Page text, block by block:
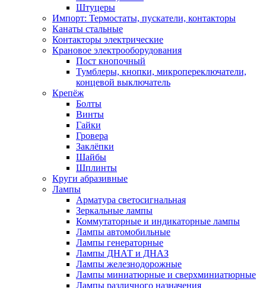
Штуцеры
Импорт: Термостаты, пускатели, контакторы
Канаты стальные
Контакторы электрические
Крановое электрооборудования
Пост кнопочный
Тумблеры, кнопки, микропереключатели,
концевой выключатель
Крепёж
Болты
Винты
Гайки
Гровера
Заклёпки
Шайбы
Шплинты
Круги абразивные
Лампы
Арматура светосигнальная
Зеркальные лампы
Коммутаторные и индикаторные лампы
Лампы автомобильные
Лампы генераторные
Лампы ДНАТ и ДНАЗ
Лампы железнодорожные
Лампы миниатюрные и сверхминиатюрные
Лампы различного назначения